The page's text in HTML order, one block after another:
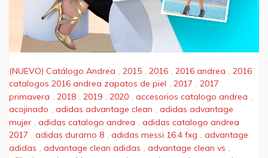
(NUEVO) Catálogo Andrea , 2015 , 2016 , 2016 andrea , 2016
catalogos 2016 andrea zapatos de piel , 2017 , 2017
primavera , 2018 , 2019 , 2020 , accesorios catalogo andrea ,
acojinado , adidas advantage clean , adidas advantage
mujer , adidas catalogo andrea , adidas catalogo andrea
2017 , adidas duramo 8 , adidas messi 16.4 fxg , advantage
adidas , advantage clean adidas , advantage clean vs ,